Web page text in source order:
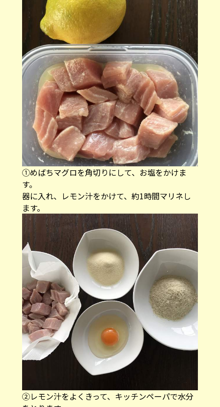
①めばちマグロを角切りにして、お塩をかけま
す。
器に入れ、レモン汁をかけて、約1時間マリネし
ます。
②レモン汁をよくきって、キッチンペーパで水分